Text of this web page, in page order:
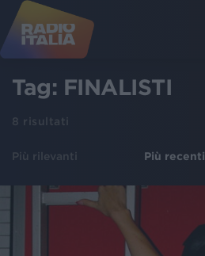
Tag: FINALISTI
8 risultati
Più rilevanti Più recenti